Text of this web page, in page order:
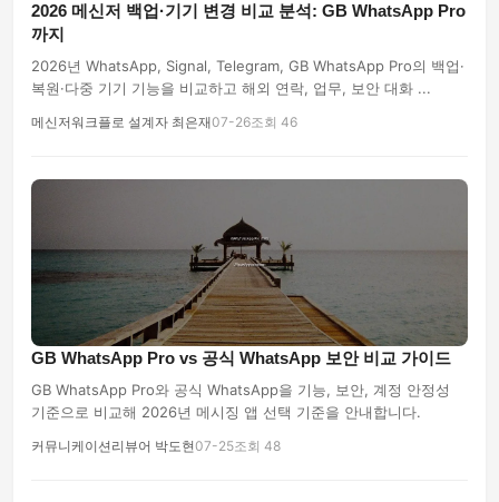
2026 메신저 백업·기기 변경 비교 분석: GB WhatsApp Pro
까지
2026년 WhatsApp, Signal, Telegram, GB WhatsApp Pro의 백업·
복원·다중 기기 기능을 비교하고 해외 연락, 업무, 보안 대화 ...
메신저워크플로 설계자 최은재07-26조회 46
GB WhatsApp Pro vs 공식 WhatsApp 보안 비교 가이드
GB WhatsApp Pro와 공식 WhatsApp을 기능, 보안, 계정 안정성
기준으로 비교해 2026년 메시징 앱 선택 기준을 안내합니다.
커뮤니케이션리뷰어 박도현07-25조회 48